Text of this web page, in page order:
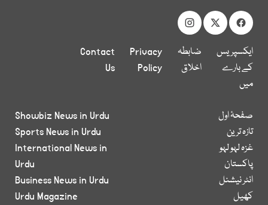
ایکسپریس
کے بارے
میں
ضابطہ
اخلاق
Privacy
Policy
Contact
Us
صفحۂ اول
تازہ ترین
غزہ لہو لہو
پاکستان
انٹر نیشنل
کھیل
Showbiz News in Urdu
Sports News in Urdu
International News in
Urdu
Business News in Urdu
Urdu Magazine